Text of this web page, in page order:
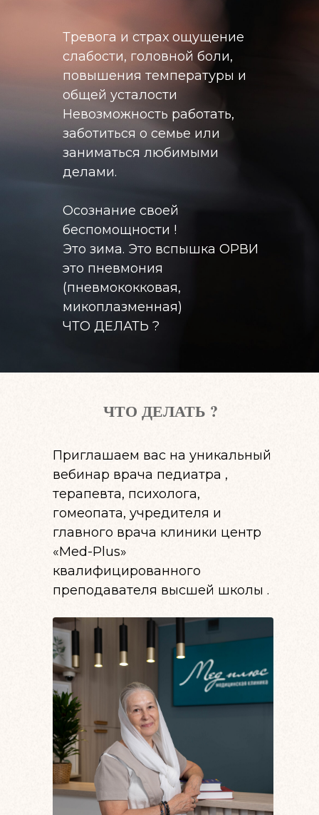
Тревога и страх ощущение
слабости, головной боли,
повышения температуры и
общей усталости
Невозможность работать,
заботиться о семье или
заниматься любимыми
делами.
Осознание своей
беспомощности !
Это зима. Это вспышка ОРВИ
это пневмония
(пневмококковая,
микоплазменная)
ЧТО ДЕЛАТЬ ?
ЧТО ДЕЛАТЬ ?
Приглашаем вас на уникальный
вебинар врача педиатра ,
терапевта, психолога,
гомеопата, учредителя и
главного врача клиники центр
«Med-Plus»
квалифицированного
преподавателя высшей школы .